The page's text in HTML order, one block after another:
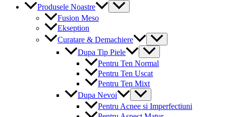
Produsele Noastre
Menu
Toggle
Fusion Meso
Ekseption
Curatare & Demachiere
Menu
Toggle
Dupa Tip Piele
Menu
Toggle
Pentru Ten Normal
Pentru Ten Uscat
Pentru Ten Mixt
Dupa Nevoi
Menu
Toggle
Pentru Acnee si Imperfectiuni